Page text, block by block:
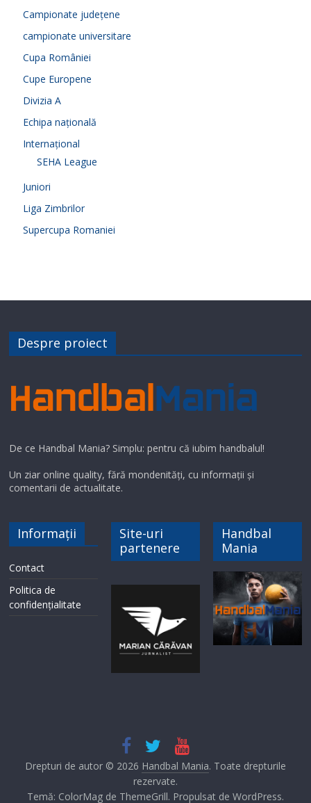
Campionate județene
campionate universitare
Cupa României
Cupe Europene
Divizia A
Echipa națională
Internațional
SEHA League
Juniori
Liga Zimbrilor
Supercupa Romaniei
Despre proiect
De ce Handbal Mania? Simplu: pentru că iubim handbalul!
Un ziar online quality, fără mondenități, cu informații și
comentarii de actualitate.
Informații
Contact
Politica de
confidențialitate
Site-uri
partenere
Handbal
Mania
Drepturi de autor © 2026 Handbal Mania. Toate drepturile
rezervate.
Temă: ColorMag de ThemeGrill. Propulsat de WordPress.